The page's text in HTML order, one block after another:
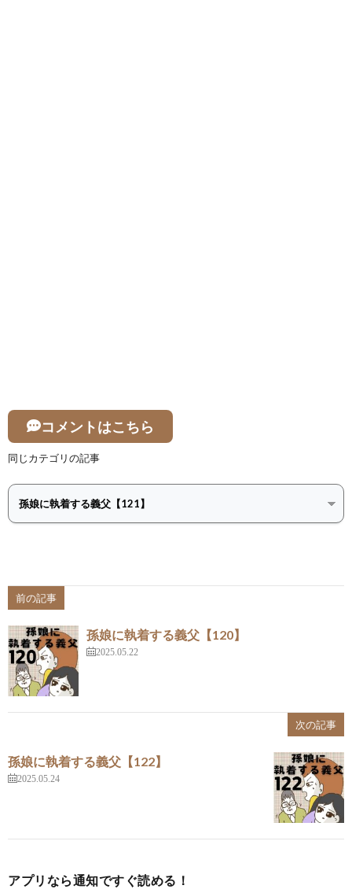
コメントはこちら
同じカテゴリの記事
前の記事
孫娘に執着する義父【120】
2025.05.22
次の記事
孫娘に執着する義父【122】
2025.05.24
アプリなら通知ですぐ読める！